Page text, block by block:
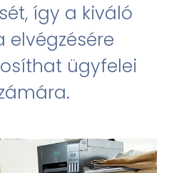
így a kiváló
elvégzésére
ügyfelei